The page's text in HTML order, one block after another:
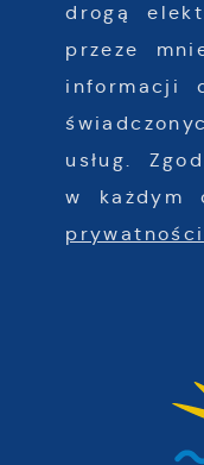
drogą
przeze
informacji
usług.
w każdym
prywatności